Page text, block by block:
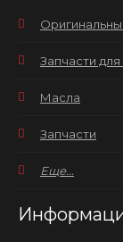
Запчасти
Масла
Запчасти
Еще...